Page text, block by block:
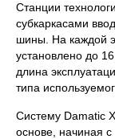
Станции
субкаркасами
шины. На каждой
установлено до
длина
типа
Систему Damatic
основе, начиная